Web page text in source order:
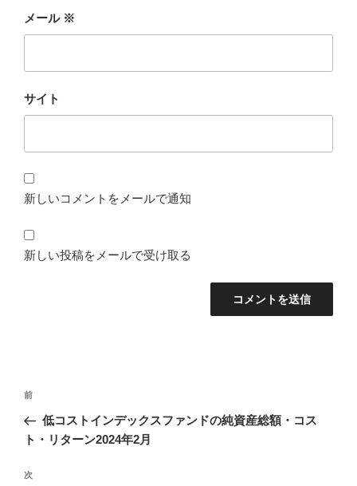
メール ※
サイト
新しいコメントをメールで通知
新しい投稿をメールで受け取る
投
ナ
ゲ
前
の
投
前
低コストインデックスファンドの純資産総額・コス
ト・リターン2024年2月
次
次